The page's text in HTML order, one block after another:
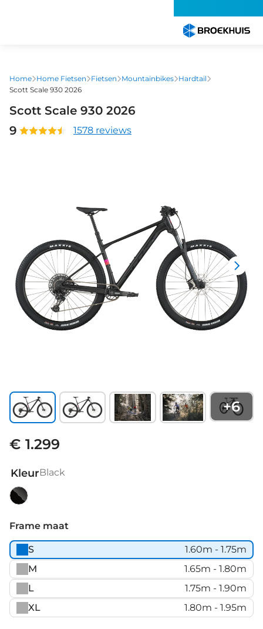
gaan
Home Home Fietsen Fietsen Mountainbikes Hardtail
Scott Scale 930 2026
Scott Scale 930 2026
9
1578 reviews
+6
€ 1.299
KleurBlack
Frame maat
S
1.60m - 1.75m
M
1.65m - 1.80m
L
1.75m - 1.90m
XL
1.80m - 1.95m